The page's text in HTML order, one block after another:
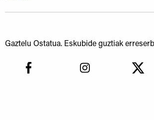
Gaztelu Ostatua. Eskubide guztiak